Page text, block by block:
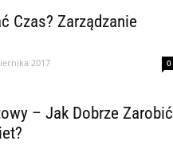
Czas? Zarządzanie
2017 0
– Jak Dobrze Zarobić